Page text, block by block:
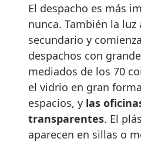
El despacho es más
nunca. También la
secundario y
despachos con
mediados de los 70
el vidrio en gran
espacios, y las
transparentes. El
aparecen en sillas o